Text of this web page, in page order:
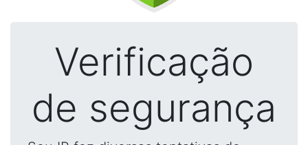
Verificação
de segurança